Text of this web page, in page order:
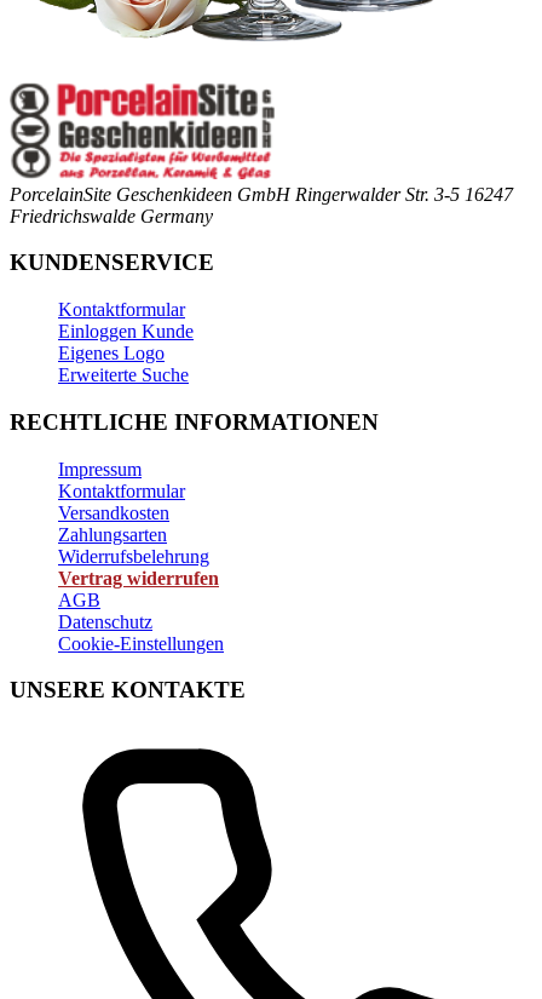
PorcelainSite Geschenkideen GmbH Ringerwalder Str. 3-5 16247
Friedrichswalde Germany
KUNDENSERVICE
Kontaktformular
Einloggen Kunde
Eigenes Logo
Erweiterte Suche
RECHTLICHE INFORMATIONEN
Impressum
Kontaktformular
Versandkosten
Zahlungsarten
Widerrufsbelehrung
Vertrag widerrufen
AGB
Datenschutz
Cookie-Einstellungen
UNSERE KONTAKTE